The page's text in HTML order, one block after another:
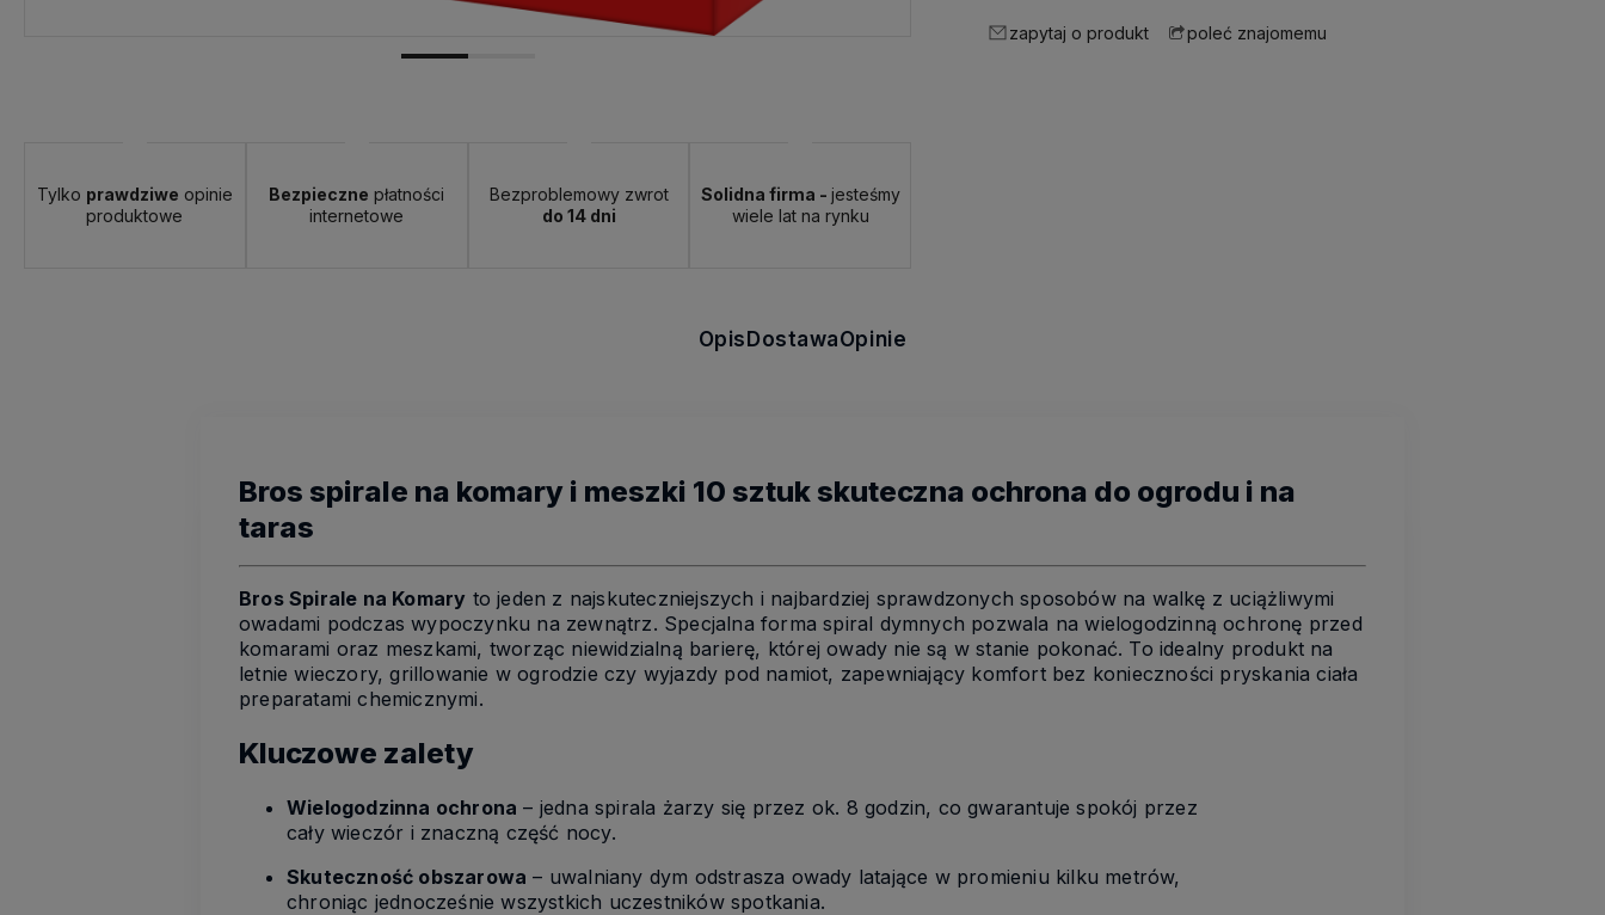
Tylko prawdziwe opinie
produktowe
Bezpieczne płatności
internetowe
Bezproblemowy zwrot
do 14 dni
Solidna firma - jesteśmy
wiele lat na rynku
zapytaj o produkt poleć znajomemu
OpisDostawaOpinie
Bros spirale na komary i meszki 10 sztuk skuteczna ochrona do ogrodu i na
taras
Bros Spirale na Komary to jeden z najskuteczniejszych i najbardziej sprawdzonych sposobów na walkę z uciążliwymi
owadami podczas wypoczynku na zewnątrz. Specjalna forma spiral dymnych pozwala na wielogodzinną ochronę przed
komarami oraz meszkami, tworząc niewidzialną barierę, której owady nie są w stanie pokonać. To idealny produkt na
letnie wieczory, grillowanie w ogrodzie czy wyjazdy pod namiot, zapewniający komfort bez konieczności pryskania ciała
preparatami chemicznymi.
Kluczowe zalety
Wielogodzinna ochrona – jedna spirala żarzy się przez ok. 8 godzin, co gwarantuje spokój przez
cały wieczór i znaczną część nocy.
Skuteczność obszarowa – uwalniany dym odstrasza owady latające w promieniu kilku metrów,
chroniąc jednocześnie wszystkich uczestników spotkania.